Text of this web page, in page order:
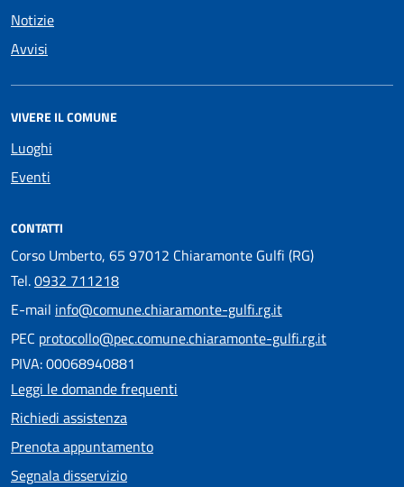
Notizie
Avvisi
VIVERE IL COMUNE
Luoghi
Eventi
CONTATTI
Corso Umberto, 65 97012 Chiaramonte Gulfi (RG)
Tel.0932 711218
E-mail info@comune.chiaramonte-gulfi.rg.it
PEC protocollo@pec.comune.chiaramonte-gulfi.rg.it
PIVA: 00068940881
Leggi le domande frequenti
Richiedi assistenza
Prenota appuntamento
Segnala disservizio